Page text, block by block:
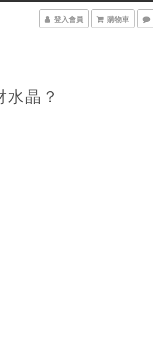
登入會員 購物車
晶？